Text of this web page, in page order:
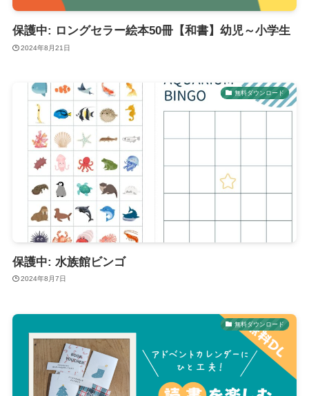
保護中: ロングセラー絵本50冊【和書】幼児～小学生
2024年8月21日
無料ダウンロード
保護中: 水族館ビンゴ
2024年8月7日
無料ダウンロード